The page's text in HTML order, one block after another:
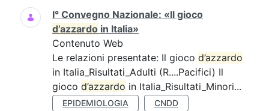
Ricerca
I° Convegno Nazionale: «Il gioco
d’azzardo in Italia»
Contenuto Web
Le relazioni presentate: Il gioco d’azzardo
in Italia_Risultati_Adulti (R....Pacifici) Il
gioco d’azzardo in Italia_Risultati_Minori...
EPIDEMIOLOGIA
CNDD